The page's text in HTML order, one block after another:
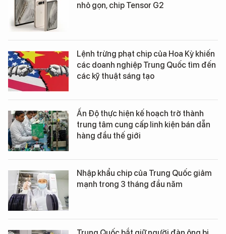
nhỏ gọn, chip Tensor G2
Lệnh trừng phạt chip của Hoa Kỳ khiến
các doanh nghiệp Trung Quốc tìm đến
các kỹ thuật sáng tạo
Ấn Độ thực hiện kế hoạch trở thành
trung tâm cung cấp linh kiện bán dẫn
hàng đầu thế giới
Nhập khẩu chip của Trung Quốc giảm
mạnh trong 3 tháng đầu năm